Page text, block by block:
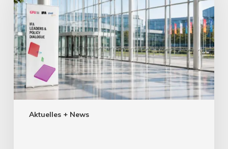
Aktuelles + News